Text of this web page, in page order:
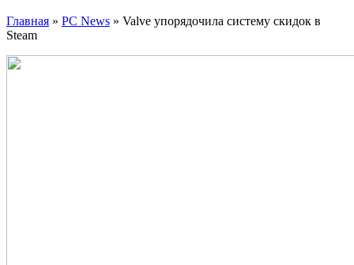
Главная » PC News » Valve упорядочила систему скидок в
Steam